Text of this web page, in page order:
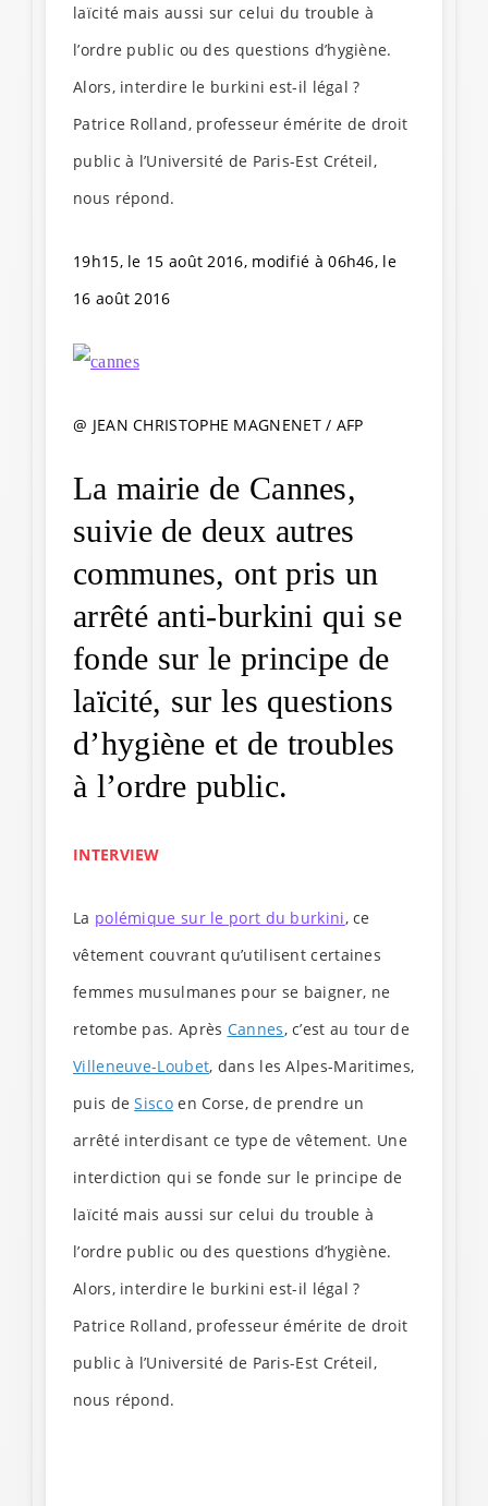
laïcité mais aussi sur celui du trouble à
l’ordre public ou des questions d’hygiène.
Alors, interdire le burkini est-il légal ?
Patrice Rolland, professeur émérite de droit
public à l’Université de Paris-Est Créteil,
nous répond.
19h15, le 15 août 2016, modifié à 06h46, le
16 août 2016
@ JEAN CHRISTOPHE MAGNENET / AFP
La mairie de Cannes,
suivie de deux autres
communes, ont pris un
arrêté anti-burkini qui se
fonde sur le principe de
laïcité, sur les questions
d’hygiène et de troubles
à l’ordre public.
INTERVIEW
La polémique sur le port du burkini, ce
vêtement couvrant qu’utilisent certaines
femmes musulmanes pour se baigner, ne
retombe pas. Après Cannes, c’est au tour de
Villeneuve-Loubet, dans les Alpes-Maritimes,
puis deSiscoen Corse, de prendre un
arrêté interdisant ce type de vêtement. Une
interdiction qui se fonde sur le principe de
laïcité mais aussi sur celui du trouble à
l’ordre public ou des questions d’hygiène.
Alors, interdire le burkini est-il légal ?
Patrice Rolland, professeur émérite de droit
public à l’Université de Paris-Est Créteil,
nous répond.